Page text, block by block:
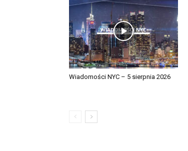
Wiadomości NYC – 5 sierpnia 2026